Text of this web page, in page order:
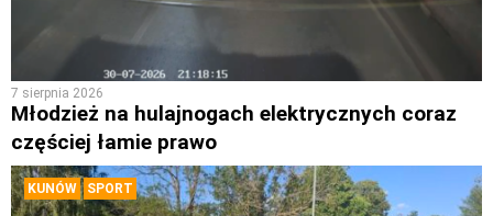
7 sierpnia 2026
Młodzież na hulajnogach elektrycznych coraz
częściej łamie prawo
KUNÓW SPORT